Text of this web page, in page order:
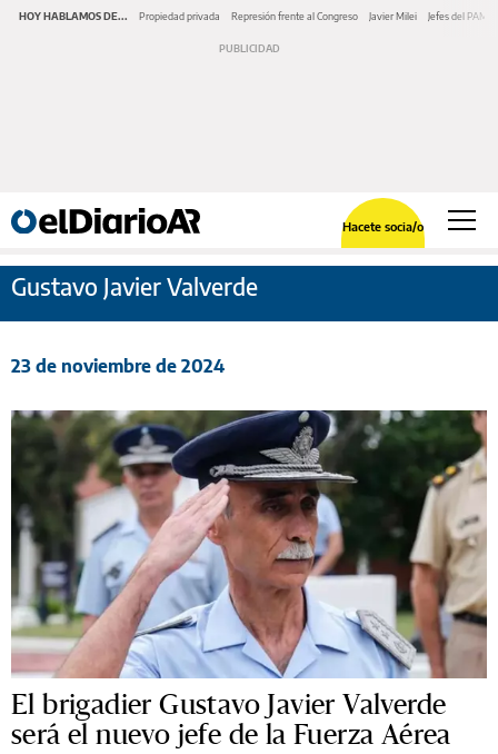
HOY HABLAMOS DE... Propiedad privada Represión frente al Congreso Javier Milei Jefes del PAMI
Hacete socia/o
Gustavo Javier Valverde
23 de noviembre de 2024
El brigadier Gustavo Javier Valverde
será el nuevo jefe de la Fuerza Aérea